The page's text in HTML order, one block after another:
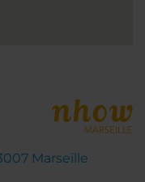
Marseille